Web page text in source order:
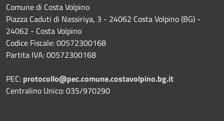
Comune di Costa Volpino
Piazza Caduti di Nassiriya, 3 - 24062 Costa Volpino (BG) -
24062 - Costa Volpino
Codice Fiscale: 00572300168
Partita IVA: 00572300168
PEC: protocollo@pec.comune.costavolpino.bg.it
Centralino Unico: 035/970290